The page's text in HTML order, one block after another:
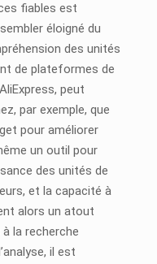
fiables est
éloigné du
des unités
de plateformes de
peut
par exemple, que
pour améliorer
un outil pour
des unités de
et la capacité à
alors un atout
à la recherche
il est